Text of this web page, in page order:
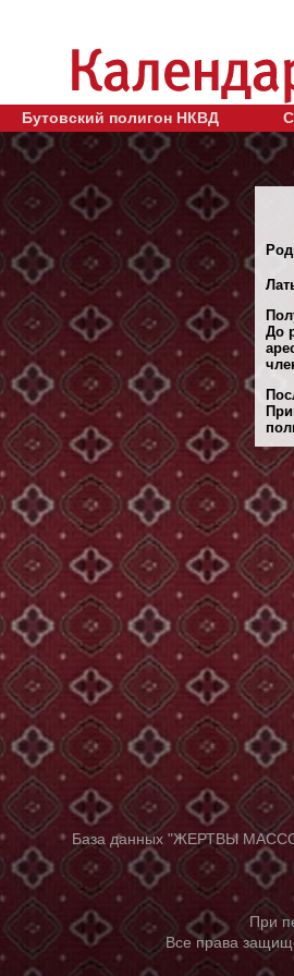
Бутовский полигон НКВД
До
База данных "ЖЕРТВЫ
При
Все права